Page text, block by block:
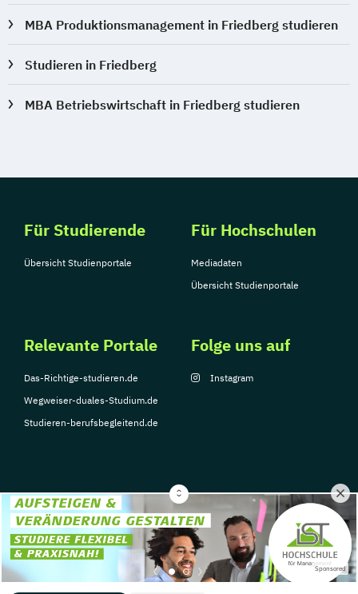
Sponsored
MBA Produktionsmanagement in Friedberg studieren
Studieren in Friedberg
MBA Betriebswirtschaft in Friedberg studieren
Für Studierende
Übersicht Studienportale
Für Hochschulen
Mediadaten
Übersicht Studienportale
Relevante Portale
Das-Richtige-studieren.de
Wegweiser-duales-Studium.de
Studieren-berufsbegleitend.de
Folge uns auf
Instagram
© Copyright 2026, TarGroup Media GmbH
Impressum
Datenschutzerklärung Nutzungsbedingungen